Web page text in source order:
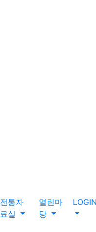
전통자
료실
열린마
당
LOGIN